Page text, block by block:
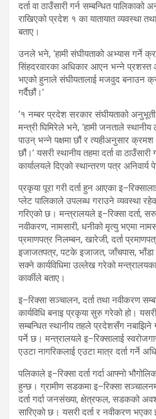
दर्ता वा ठाउँसारी गर्न सम्बन्धित
राखिएको प्रदेश १ का यातायात व्यवस्था
बताए।
उनले भने, ‘हामी संघीयताको अभ्यास गर्ने
सिंहदरवारका अधिकार आएन भन्ने
भएको हुनाले संघीयतालाई मजवुद बनाउन
गर्दैछौं।’
‘१ नम्बर प्रदेश सरकार संघीयताको
मन्त्री घिमिरेले भने, ‘हामी जनताले स्थानीय
पाउन् भन्ने पक्षमा छौं र त्यहीअनुसार
छौं।’ यसरी स्थानीय तहमा दर्ता वा ठाउँसारी
कार्यालयले दिएको स्थान्तरण पत्र अनिवार्य
प्रकृया पूरा गरी दर्ता हुन आएका
प्लेट पालिकाले उपलब्ध गराउने व्यवस्था
गरिएको छ। मन्त्रालयले इ–रिक्सा दर्ता,
नवीकरण, नामसारी, धनीको मृत्यु भएमा
प्रमाणपत्र निलम्बन, खारेजी, दर्ता
इजाजतपत्र, पटके इजाजत, जाँचपास, भाँडा
सक्ने कार्यविधिमा उल्लेख गरेको
कार्कीले बताए।
इ–रिक्सा सञ्चालन, दर्ता तथा नवीकरण
कार्यविधि बनाइ प्रकृया सुरु गरेको हो।
सम्बन्धित स्थानीय तहले प्रदेशसँग नबाझिने
पर्ने छ। मन्त्रालयले इ–रिक्सालाई
एउटा नागरिकलाई एउटा मात्र दर्ता गर्ने
पलिकाले इ–रिक्सा दर्ता गर्दा आफ्नो
हुन्छ। ग्रामीण सडकमा इ–रिक्सा
दर्ता गर्दा जनसंख्या, क्षेत्रफल, सडकको
सारिएको छ। यसरी दर्ता र नवीकरण भएका